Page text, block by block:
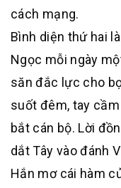
cách mạng.
Bình diện thứ hai
Ngọc mỗi ngày
săn đắc lực cho
suốt đêm, tay
bắt cán bộ. Lời
dắt Tây vào đánh
Hắn mơ cái hàm